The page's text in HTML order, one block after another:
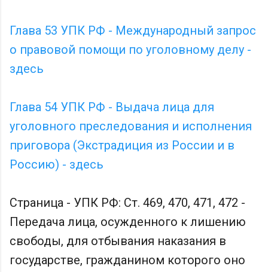
Глава 53 УПК РФ - Международный запрос
о правовой помощи по уголовному делу -
здесь
Глава 54 УПК РФ - Выдача лица для
уголовного преследования и исполнения
приговора (Экстрадиция из России и в
Россию) - здесь
Страница - УПК РФ: Ст. 469, 470, 471, 472 -
Передача лица, осужденного к лишению
свободы, для отбывания наказания в
государстве, гражданином которого оно